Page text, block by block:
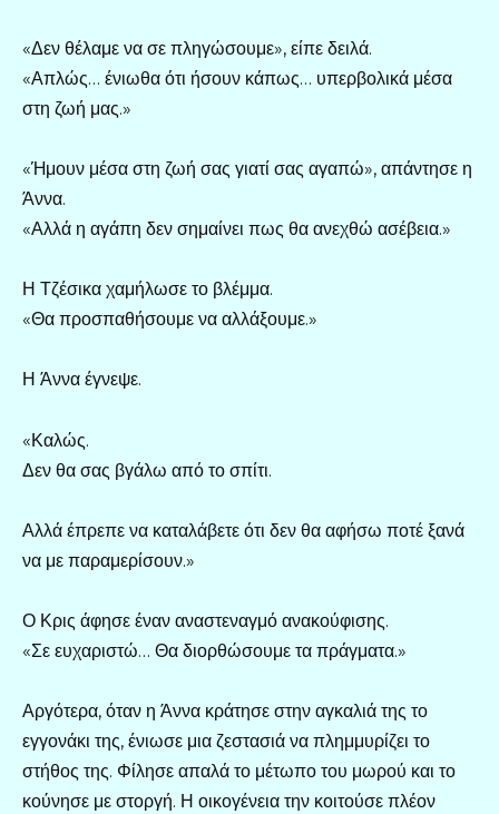
«Δεν θέλαμε να σε πληγώσουμε», είπε δειλά.
«Απλώς… ένιωθα ότι ήσουν κάπως… υπερβολικά μέσα
στη ζωή μας.»
«Ήμουν μέσα στη ζωή σας γιατί σας αγαπώ», απάντησε η
Άννα.
«Αλλά η αγάπη δεν σημαίνει πως θα ανεχθώ ασέβεια.»
Η Τζέσικα χαμήλωσε το βλέμμα.
«Θα προσπαθήσουμε να αλλάξουμε.»
Η Άννα έγνεψε.
«Καλώς.
Δεν θα σας βγάλω από το σπίτι.
Αλλά έπρεπε να καταλάβετε ότι δεν θα αφήσω ποτέ ξανά
να με παραμερίσουν.»
Ο Κρις άφησε έναν αναστεναγμό ανακούφισης.
«Σε ευχαριστώ… Θα διορθώσουμε τα πράγματα.»
Αργότερα, όταν η Άννα κράτησε στην αγκαλιά της το
εγγονάκι της, ένιωσε μια ζεστασιά να πλημμυρίζει το
στήθος της. Φίλησε απαλά το μέτωπο του μωρού και το
κούνησε με στοργή. Η οικογένεια την κοιτούσε πλέον